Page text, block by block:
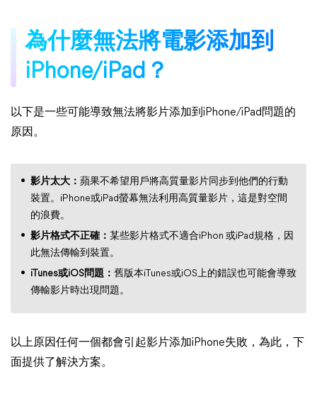
為什麼無法將電影添加到
iPhone/iPad？
以下是一些可能導致無法將影片添加到iPhone/iPad問題的
原因。
影片太大： 蘋果不希望用戶將高質量影片同步到他們的行動
裝置。iPhone或iPad螢幕無法利用高質量影片，這是對空間
的浪費。
影片格式不正確： 某些影片格式不適合iPhon 或iPad規格，因
此無法傳輸到裝置。
iTunes或iOS問題： 舊版本iTunes或iOS上的錯誤也可能會導致
傳輸影片時出現問題。
以上原因任何一個都會引起影片添加iPhone失敗，為此，下
面提供了解決方案。